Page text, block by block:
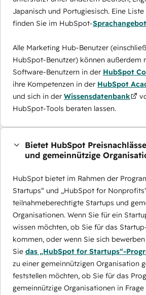
Japanisch und Portugiesisch. Eine Liste
finden Sie im HubSpot-
Alle Marketing Hub-Benutzer
HubSpot-Benutzer) können außerdem
Software-Benutzern in der HubSpot
ihre Kompetenzen in der HubSpot
und sich in der Wissensdatenbank
HubSpot-Tools beraten lassen.
Bietet HubSpot
und gemeinnützige
HubSpot bietet im Rahmen der
Startups“ und „HubSpot for
teilnahmeberechtigte Startups und
Organisationen. Wenn Sie für ein
wissen möchten, ob Sie für das
kommen, oder wenn Sie sich
Sie das „HubSpot for Startups“-
zu einer gemeinnützigen Organisation
feststellen möchten, ob Sie für das
gemeinnützige Organisationen in